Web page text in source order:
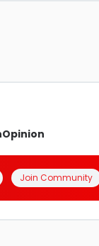
Opinion
Join Community